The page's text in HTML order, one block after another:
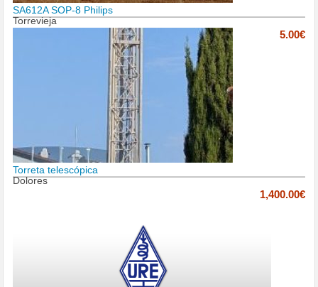
SA612A SOP-8 Philips
Torrevieja
5.00€
Torreta telescópica
Dolores
1,400.00€